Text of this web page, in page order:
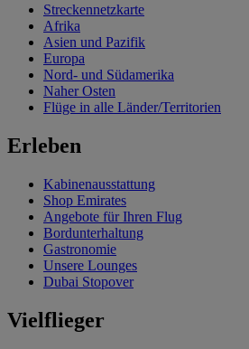
Streckennetzkarte
Afrika
Asien und Pazifik
Europa
Nord- und Südamerika
Naher Osten
Flüge in alle Länder/Territorien
Erleben
Kabinenausstattung
Shop Emirates
Angebote für Ihren Flug
Bordunterhaltung
Gastronomie
Unsere Lounges
Dubai Stopover
Vielflieger